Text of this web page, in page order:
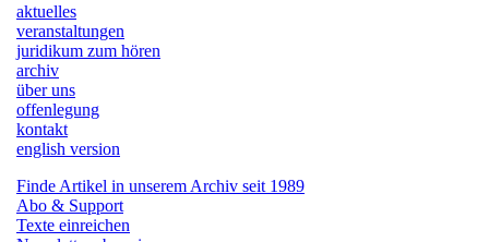
aktuelles
veranstaltungen
juridikum zum hören
archiv
über uns
offenlegung
kontakt
english version
Finde Artikel in unserem Archiv seit 1989
Abo & Support
Texte einreichen